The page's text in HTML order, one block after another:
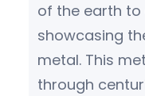
of the earth
showcasing
metal. This
through